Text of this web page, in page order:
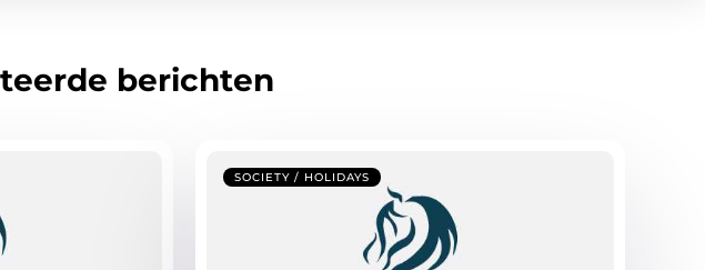
berichten
SOCIETY / HOLIDAYS